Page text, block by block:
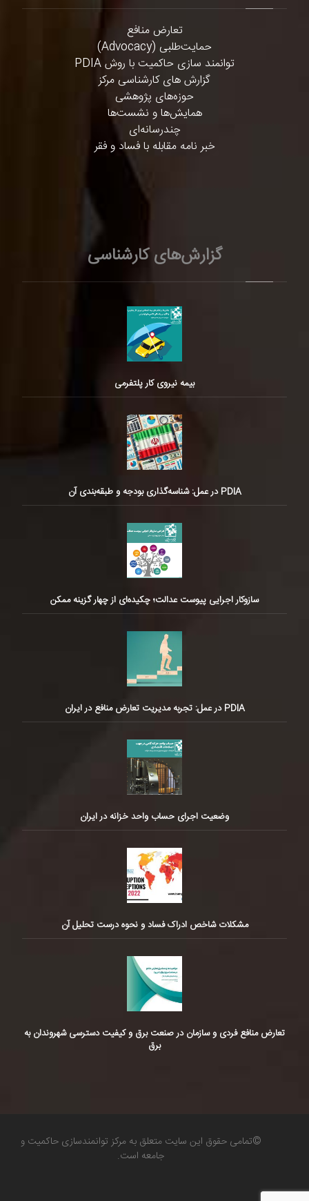
تعارض منافع
حمایت‌طلبی (Advocacy)
توانمند سازی حاکمیت با روش PDIA
گزارش های کارشناسی مرکز
حوزه‌های پژوهشی
همایش‌ها و نشست‌ها
چندرسانه‌ای
خبر نامه مقابله با فساد و فقر
گزارش‌های کارشناسی
بیمه نیروی کار پلتفرمی
PDIA در عمل: شناسه‌گذاری بودجه و طبقه‌بندی آن
سازوکار اجرایی پیوست عدالت؛ چکیده‌ای از چهار گزینه ممکن
PDIA در عمل: تجربه مدیریت تعارض منافع در ایران
وضعیت اجرای حساب واحد خزانه در ایران
مشکلات شاخص ادراک فساد و نحوه درست تحلیل آن
تعارض منافع فردی و سازمان در صنعت برق و کیفیت دسترسی شهروندان به
برق
©تمامی حقوق این سایت متعلق به مرکز توانمندسازی حاکمیت و
جامعه است.